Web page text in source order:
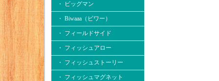
・ ビッグマン
・ Biwaaa（ビワー）
・ フィールドサイド
・ フィッシュアロー
・ フィッシュストーリー
・ フィッシュマグネット